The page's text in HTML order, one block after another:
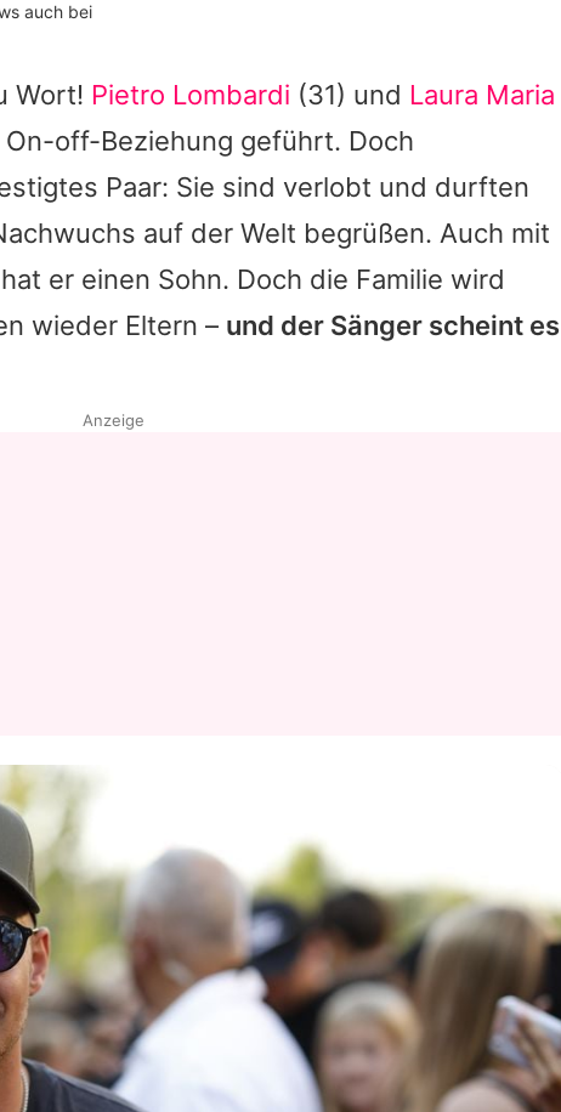
auch bei
Wort! Pietro Lombardi (31) und Laura Maria
off-Beziehung geführt. Doch
Paar: Sie sind verlobt und durften
auf der Welt begrüßen. Auch mit
er einen Sohn. Doch die Familie wird
wieder Eltern – und der Sänger scheint es
Anzeige